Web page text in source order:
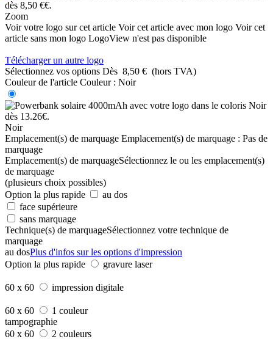
Zoom
Voir votre logo sur cet article Voir cet article avec mon logo Voir cet
article sans mon logo LogoView n'est pas disponible
Télécharger un autre logo
Sélectionnez vos options Dès 8,50 € (hors TVA)
Couleur de l'article Couleur : Noir
Noir
Emplacement(s) de marquage Emplacement(s) de marquage : Pas de
marquage
Emplacement(s) de marquageSélectionnez le ou les emplacement(s)
de marquage
(plusieurs choix possibles)
Option la plus rapide
au dos
face supérieure
sans marquage
Technique(s) de marquageSélectionnez votre technique de
marquage
au dosPlus d'infos sur les options d'impression
Option la plus rapide
gravure laser
60 x 60 impression digitale
60 x 60
1 couleur
tampographie
60 x 60
2 couleurs